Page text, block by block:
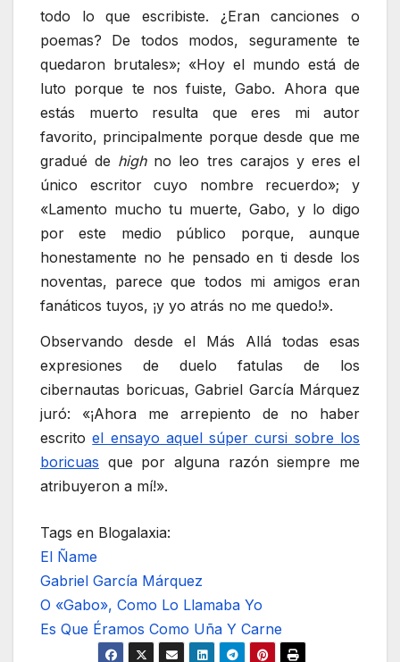
todo lo que escribiste. ¿Eran canciones o
poemas? De todos modos, seguramente te
quedaron brutales»; «Hoy el mundo está de
luto porque te nos fuiste, Gabo. Ahora que
estás muerto resulta que eres mi autor
favorito, principalmente porque desde que me
gradué de highno leo tres carajos y eres el
único escritor cuyo nombre recuerdo»; y
«Lamento mucho tu muerte, Gabo, y lo digo
por este medio público porque, aunque
honestamente no he pensado en ti desde los
noventas, parece que todos mi amigos eran
fanáticos tuyos, ¡y yo atrás no me quedo!».
Observando desde el Más Allá todas esas
expresiones de duelo fatulas de los
cibernautas boricuas, Gabriel García Márquez
juró: «¡Ahora me arrepiento de no haber
escritoel ensayo aquel súper cursi sobre los
boricuas que por alguna razón siempre me
atribuyeron a mí!».
Tags en Blogalaxia:
El Ñame
Gabriel García Márquez
O «Gabo», Como Lo Llamaba Yo
Es Que Éramos Como Uña Y Carne